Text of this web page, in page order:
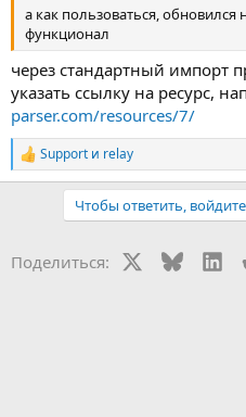
а как пользоваться, обновился
функционал
через стандартный импорт
указать ссылку на ресурс,
parser.com/resources/7/
Р
е
и
Support и relay
Чтобы ответить,
Поделиться: Bluesky